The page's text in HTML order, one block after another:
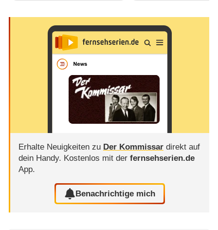
Erhalte Neuigkeiten zu Der Kommissardirekt auf
dein Handy. Kostenlos mit der fernsehserien.de
App.
Benachrichtige mich